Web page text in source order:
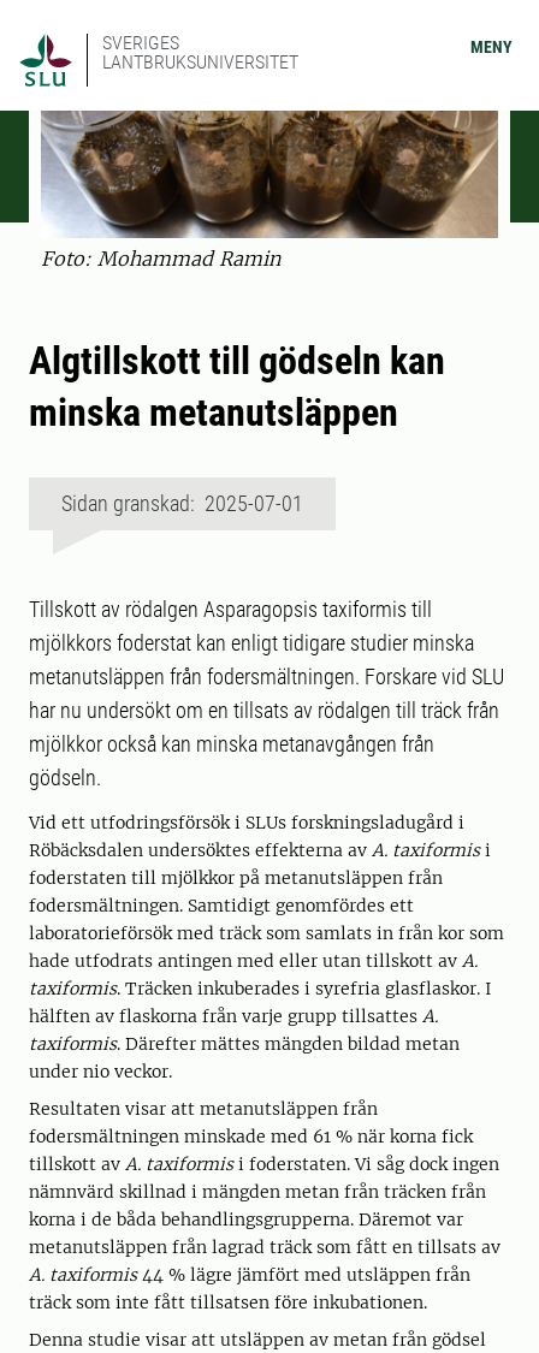
SVERIGES
LANTBRUKSUNIVERSITET
MENY
Foto: Mohammad Ramin
Algtillskott till gödseln kan
minska metanutsläppen
Sidan granskad: 2025-07-01
Tillskott av rödalgen Asparagopsis taxiformis till
mjölkkors foderstat kan enligt tidigare studier minska
metanutsläppen från fodersmältningen. Forskare vid SLU
har nu undersökt om en tillsats av rödalgen till träck från
mjölkkor också kan minska metanavgången från
gödseln.
Vid ett utfodringsförsök i SLUs forskningsladugård i
Röbäcksdalen undersöktes effekterna av A. taxiformisi
foderstaten till mjölkkor på metanutsläppen från
fodersmältningen. Samtidigt genomfördes ett
laboratorieförsök med träck som samlats in från kor som
hade utfodrats antingen med eller utan tillskott av A.
taxiformis. Träcken inkuberades i syrefria glasflaskor. I
hälften av flaskorna från varje grupp tillsattes A.
taxiformis. Därefter mättes mängden bildad metan
under nio veckor.
Resultaten visar att metanutsläppen från
fodersmältningen minskade med 61 % när korna fick
tillskott av A. taxiformisi foderstaten. Vi såg dock ingen
nämnvärd skillnad i mängden metan från träcken från
korna i de båda behandlingsgrupperna. Däremot var
metanutsläppen från lagrad träck som fått en tillsats av
A. taxiformis44 % lägre jämfört med utsläppen från
träck som inte fått tillsatsen före inkubationen.
Denna studie visar att utsläppen av metan från gödsel